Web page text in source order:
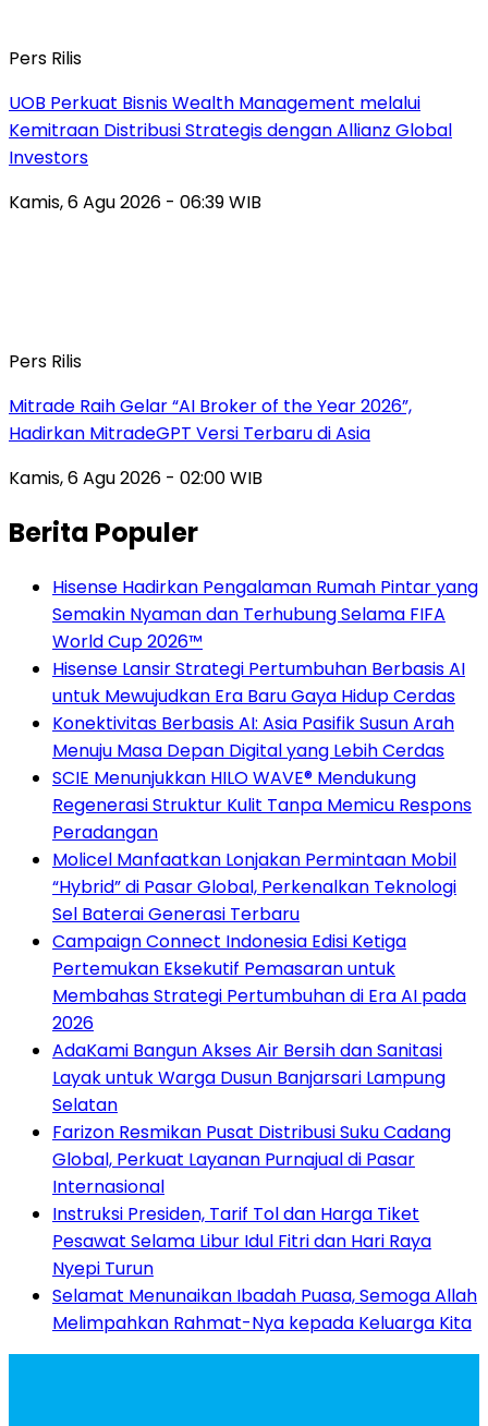
Pers Rilis
UOB Perkuat Bisnis Wealth Management melalui
Kemitraan Distribusi Strategis dengan Allianz Global
Investors
Kamis, 6 Agu 2026 - 06:39 WIB
Pers Rilis
Mitrade Raih Gelar “AI Broker of the Year 2026”,
Hadirkan MitradeGPT Versi Terbaru di Asia
Kamis, 6 Agu 2026 - 02:00 WIB
Berita Populer
Hisense Hadirkan Pengalaman Rumah Pintar yang
Semakin Nyaman dan Terhubung Selama FIFA
World Cup 2026™
Hisense Lansir Strategi Pertumbuhan Berbasis AI
untuk Mewujudkan Era Baru Gaya Hidup Cerdas
Konektivitas Berbasis AI: Asia Pasifik Susun Arah
Menuju Masa Depan Digital yang Lebih Cerdas
SCIE Menunjukkan HILO WAVE® Mendukung
Regenerasi Struktur Kulit Tanpa Memicu Respons
Peradangan
Molicel Manfaatkan Lonjakan Permintaan Mobil
“Hybrid” di Pasar Global, Perkenalkan Teknologi
Sel Baterai Generasi Terbaru
Campaign Connect Indonesia Edisi Ketiga
Pertemukan Eksekutif Pemasaran untuk
Membahas Strategi Pertumbuhan di Era AI pada
2026
AdaKami Bangun Akses Air Bersih dan Sanitasi
Layak untuk Warga Dusun Banjarsari Lampung
Selatan
Farizon Resmikan Pusat Distribusi Suku Cadang
Global, Perkuat Layanan Purnajual di Pasar
Internasional
Instruksi Presiden, Tarif Tol dan Harga Tiket
Pesawat Selama Libur Idul Fitri dan Hari Raya
Nyepi Turun
Selamat Menunaikan Ibadah Puasa, Semoga Allah
Melimpahkan Rahmat-Nya kepada Keluarga Kita